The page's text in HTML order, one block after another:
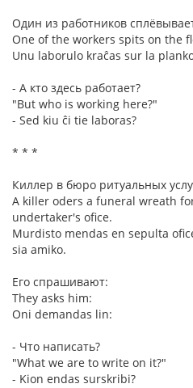
Один из работников
One of the workers spits on the
Unu laborulo kraĉas sur la
- А кто здесь работает?
"But who is working here?"
- Sed kiu ĉi tie laboras?
* * *
Киллер в бюро ритуальных
A killer oders a funeral wreath
undertaker's ofice.
Murdisto mendas en sepulta
sia amiko.
Его спрашивают:
They asks him:
Oni demandas lin:
- Что написать?
"What we are to write on it?"
- Kion endas surskribi?